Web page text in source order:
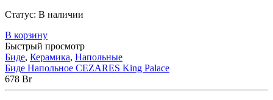
Статус: В наличии
В корзину
Быстрый просмотр
Биде, Керамика, Напольные
Биде Напольное CEZARES King Palace
678 Br